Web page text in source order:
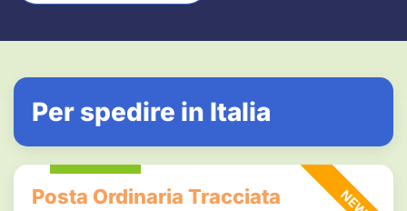
Per spedire in Italia
Posta Ordinaria Tracciata NEW